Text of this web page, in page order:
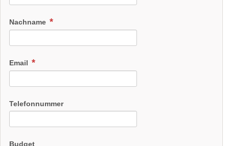
Nachname
Email
Telefonnummer
Budget